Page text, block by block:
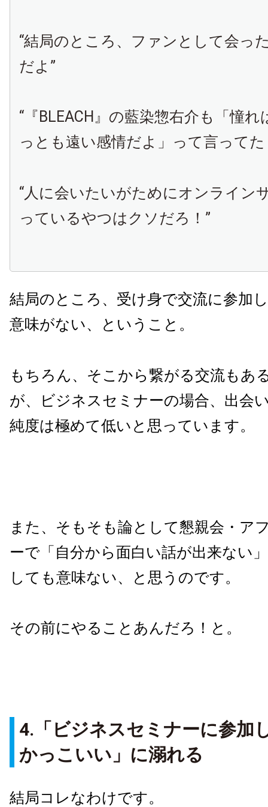
“結局のところ、ファンとして会っ
だよ”
“『BLEACH』の藍染惣右介も「憧
っとも遠い感情だよ」って言ってた
“人に会いたいがためにオンライン
っているやつはクソだろ！”
結局のところ、受け身で交流に参加
意味がない、ということ。
もちろん、そこから繋がる交流もあ
が、ビジネスセミナーの場合、出会
純度は極めて低いと思っています。
また、そもそも論として懇親会・ア
ーで「自分から面白い話が出来ない
しても意味ない、と思うのです。
その前にやることあんだろ！と。
4.「ビジネスセミナーに参加
かっこいい」に溺れる
結局コレなわけです。